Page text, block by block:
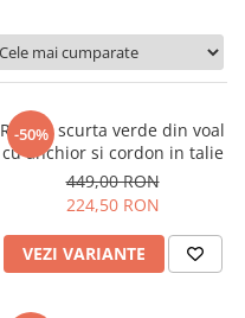
-50%
Rochie scurta verde din voal
cu anchior si cordon in talie
449,00 RON
224,50 RON
VEZI VARIANTE